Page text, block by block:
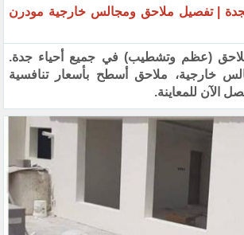
| تفصيل ملاحق ومجالس خارجية مودرن
(عظم وتشطيب) في جميع أحياء جدة.
خارجية، ملاحق أسطح بأسعار تنافسية
الآن للمعاينة.